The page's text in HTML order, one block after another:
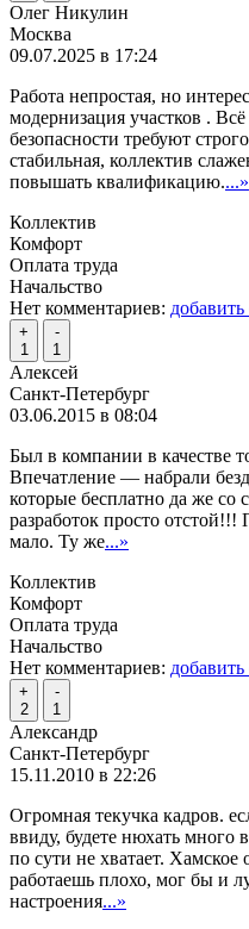
Олег Никулин
Москва
09.07.2025 в 17:24
Работа непростая, но
модернизация участков .
безопасности требуют
стабильная, коллектив
повышать квалификацию....»
Коллектив
Комфорт
Оплата труда
Начальство
Нет комментариев: добавить
+
1
-
1
Алексей
Санкт-Петербург
03.06.2015 в 08:04
Был в компании в качестве
Впечатление — набрали
которые бесплатно да же со
разработок просто
мало. Ту же...»
Коллектив
Комфорт
Оплата труда
Начальство
Нет комментариев: добавить
+
2
-
1
Александр
Санкт-Петербург
15.11.2010 в 22:26
Огромная текучка кадров.
ввиду, будете нюхать много
по сути не хватает.
работаешь плохо, мог бы и
настроения...»